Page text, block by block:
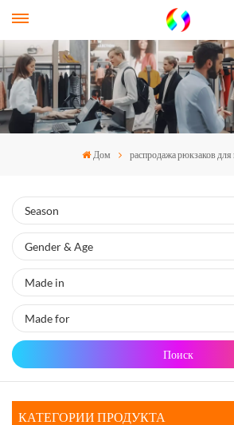
Дом распродажа рюкзаков для
Поиск
КАТЕГОРИИ ПРОДУКТА